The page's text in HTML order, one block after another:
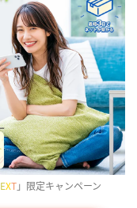
EXT」限定キャンペーン